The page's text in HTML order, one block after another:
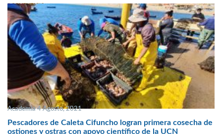
1 COMENTARIO
Academia 4 Agosto, 2021
Pescadores de Caleta Cifuncho logran primera cosecha de
ostiones y ostras con apoyo científico de la UCN